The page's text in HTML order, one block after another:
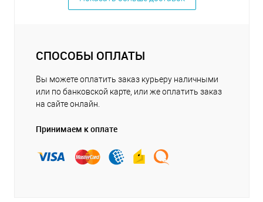
СПОСОБЫ ОПЛАТЫ
Вы можете оплатить заказ курьеру наличными
или по банковской карте, или же оплатить заказ
на сайте онлайн.
Принимаем к оплате